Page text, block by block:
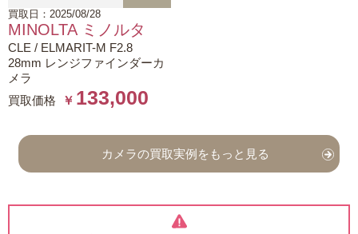
買取日：2025/08/28
MINOLTA ミノルタ
CLE / ELMARIT-M F2.8
28mm レンジファインダーカ
メラ
買取価格
￥ 133,000
カメラの買取実例をもっと見る